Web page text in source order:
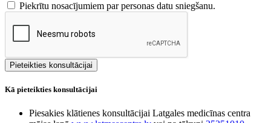
Piekrītu nosacījumiem par personas datu sniegšanu.
Kā pieteikties konsultācijai
Piesakies klātienes konsultācijai Latgales medicīnas centra